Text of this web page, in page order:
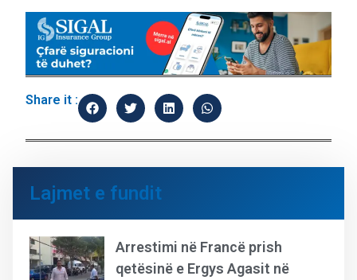
Share it :
Lajmet e fundit
Arrestimi në Francë prish
qetësinë e Ergys Agasit në